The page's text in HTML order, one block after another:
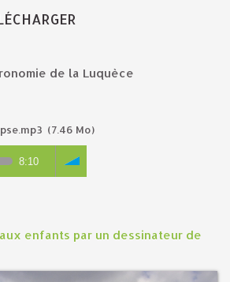
de la Luquèce
(7.46 Mo)
8:10